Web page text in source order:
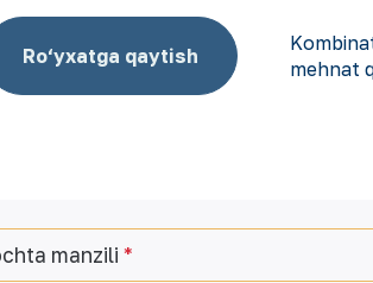
Ro‘yxatga qaytish
mehnat
manzili